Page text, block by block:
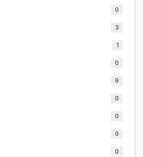
0
3
1
0
9
0
0
0
0